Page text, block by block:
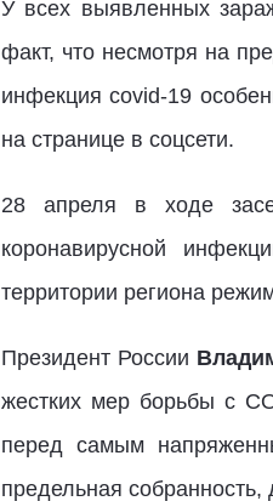
У всех выявленных
факт, что несмотря на
инфекция covid-19
на странице в соцсети.
28 апреля в ходе
коронавирусной
территории региона
Президент России
жестких мер борьбы с
перед самым
предельная